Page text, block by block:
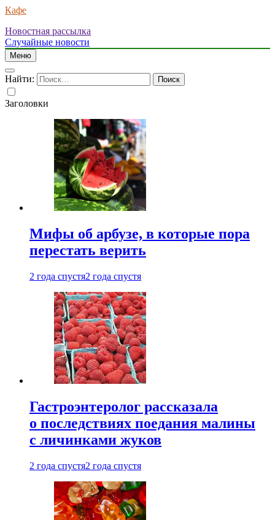
Кафе
Новостная рассылка
Случайные новости
Меню
Найти:
Заголовки
Мифы об арбузе, в которые пора
перестать верить
2 года спустя2 года спустя
Гастроэнтеролог рассказала
о последствиях поедания малины
с личинками жуков
2 года спустя2 года спустя